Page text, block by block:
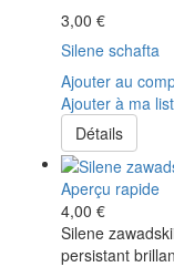
3,00 €
Silene schafta
Ajouter au
Ajouter à ma
Détails
Aperçu rapide
4,00 €
Silene
persistant